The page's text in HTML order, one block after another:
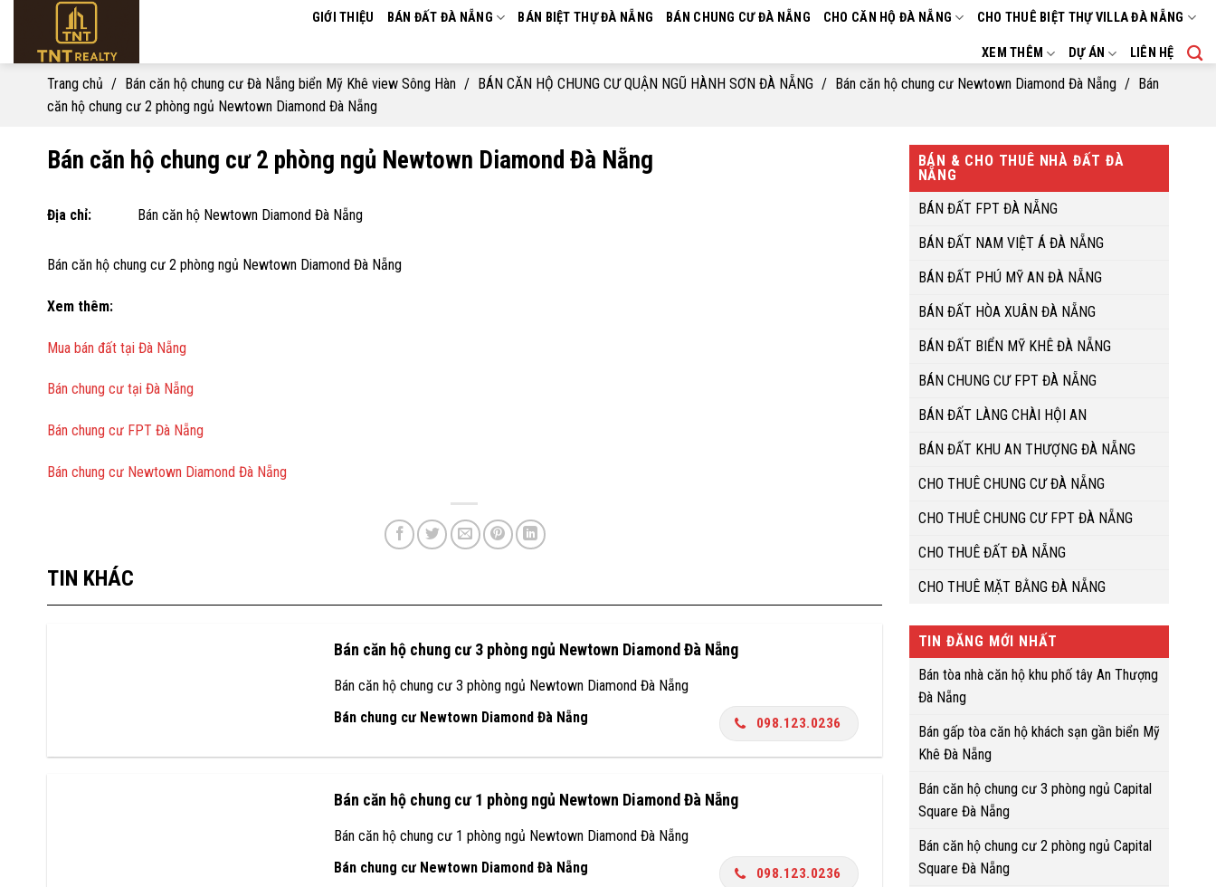
content
GIỚI THIỆU BÁN ĐẤT ĐÀ NẴNG BÁN BIỆT THỰ ĐÀ NẴNG BÁN CHUNG CƯ ĐÀ NẴNG CHO CĂN HỘ ĐÀ NẴNG CHO THUÊ BIỆT THỰ VILLA ĐÀ NẴNG
XEM THÊM DỰ ÁN LIÊN HỆ
Trang chủ / Bán căn hộ chung cư Đà Nẵng biển Mỹ Khê view Sông Hàn / BÁN CĂN HỘ CHUNG CƯ QUẬN NGŨ HÀNH SƠN ĐÀ NẴNG / Bán căn hộ chung cư Newtown Diamond Đà Nẵng / Bán
căn hộ chung cư 2 phòng ngủ Newtown Diamond Đà Nẵng
Bán căn hộ chung cư 2 phòng ngủ Newtown Diamond Đà Nẵng
Địa chỉ: Bán căn hộ Newtown Diamond Đà Nẵng
Bán căn hộ chung cư 2 phòng ngủ Newtown Diamond Đà Nẵng
Xem thêm:
Mua bán đất tại Đà Nẵng
Bán chung cư tại Đà Nẵng
Bán chung cư FPT Đà Nẵng
Bán chung cư Newtown Diamond Đà Nẵng
TIN KHÁC
Bán căn hộ chung cư 3 phòng ngủ Newtown Diamond Đà Nẵng
Bán căn hộ chung cư 3 phòng ngủ Newtown Diamond Đà Nẵng
Bán chung cư Newtown Diamond Đà Nẵng
098.123.0236
Bán căn hộ chung cư 1 phòng ngủ Newtown Diamond Đà Nẵng
Bán căn hộ chung cư 1 phòng ngủ Newtown Diamond Đà Nẵng
Bán chung cư Newtown Diamond Đà Nẵng
098.123.0236
BÁN & CHO THUÊ NHÀ ĐẤT ĐÀ
NẴNG
BÁN ĐẤT FPT ĐÀ NẴNG
BÁN ĐẤT NAM VIỆT Á ĐÀ NẴNG
BÁN ĐẤT PHÚ MỸ AN ĐÀ NẴNG
BÁN ĐẤT HÒA XUÂN ĐÀ NẴNG
BÁN ĐẤT BIỂN MỸ KHÊ ĐÀ NẴNG
BÁN CHUNG CƯ FPT ĐÀ NẴNG
BÁN ĐẤT LÀNG CHÀI HỘI AN
BÁN ĐẤT KHU AN THƯỢNG ĐÀ NẴNG
CHO THUÊ CHUNG CƯ ĐÀ NẴNG
CHO THUÊ CHUNG CƯ FPT ĐÀ NẴNG
CHO THUÊ ĐẤT ĐÀ NẴNG
CHO THUÊ MẶT BẰNG ĐÀ NẴNG
TIN ĐĂNG MỚI NHẤT
Bán tòa nhà căn hộ khu phố tây An Thượng
Đà Nẵng
Bán gấp tòa căn hộ khách sạn gần biển Mỹ
Khê Đà Nẵng
Bán căn hộ chung cư 3 phòng ngủ Capital
Square Đà Nẵng
Bán căn hộ chung cư 2 phòng ngủ Capital
Square Đà Nẵng